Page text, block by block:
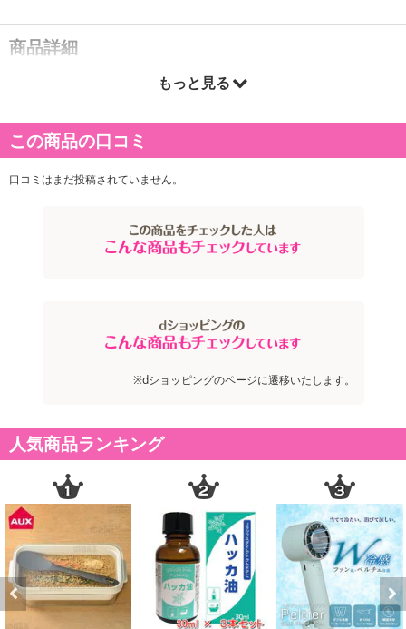
商品詳細
マスクケース 折りたたみ マスク用 シリコン 収納ケース マスク入れ
・原産国（最終加工地）：中国
・原材料/材質/素材：シリコン
・商品カラー：ブラック
・商品サイズ：商品詳細画像参照
・注意事項：
もっと見る
この商品の口コミ
口コミはまだ投稿されていません。
※dショッピングのページに遷移いたします。
人気商品ランキング
Previous Next